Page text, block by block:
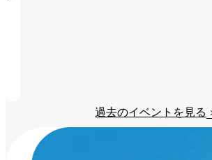
過去のイベントを見る